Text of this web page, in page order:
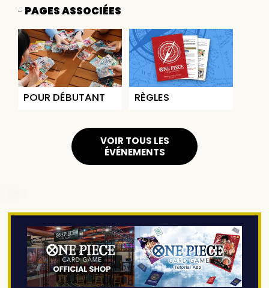
PAGES ASSOCIÉES
POUR DÉBUTANT RÈGLES
VOIR TOUS LES
ÉVÉNEMENTS